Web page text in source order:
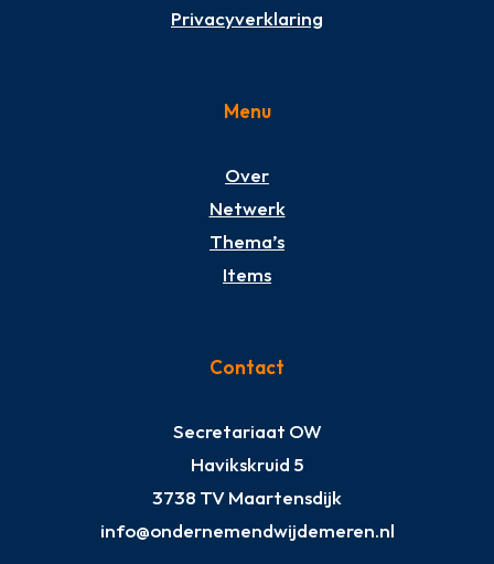
Privacyverklaring
Menu
Over
Netwerk
Thema’s
Items
Contact
Secretariaat OW
Havikskruid 5
3738 TV Maartensdijk
info@ondernemendwijdemeren.nl